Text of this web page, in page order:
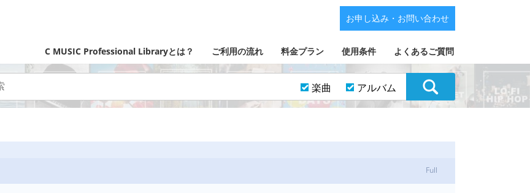
C MUSIC Professional Libraryとは？ ご利用の流れ 料金プラン 使用条件 よくあるご質問
お申し込み・お問い合わせ
楽曲 アルバム
Full